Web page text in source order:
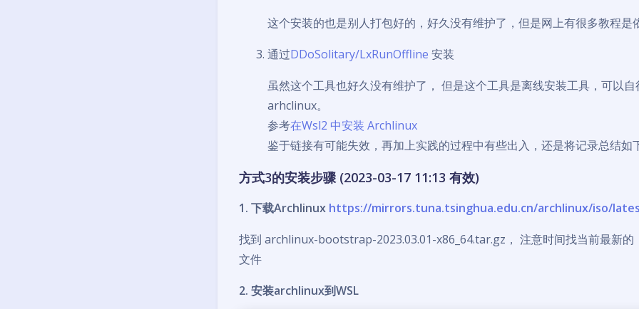
这个安装的也是别人打包好的，好久没有维护了，但是网上有很多教程是
通过DDoSolitary/LxRunOffline 安装
虽然这个工具也好久没有维护了， 但是这个工具是离线安装工具，可以
arhclinux。
参考在Wsl2 中安装 Archlinux
鉴于链接有可能失效，再加上实践的过程中有些出入，还是将记录总结如
方式3的安装步骤 (2023-03-17 11:13 有效)
1. 下载Archlinux https://mirrors.tuna.tsinghua.edu.cn/archlinux/iso/
找到 archlinux-bootstrap-2023.03.01-x86_64.tar.gz， 注意时间找当前最新的
文件
2. 安装archlinux到WSL